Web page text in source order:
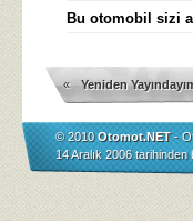
Bu otomobil sizi
« Yeniden
© 2010Otomot.NET-
14 Aralık 2006 tarihinden